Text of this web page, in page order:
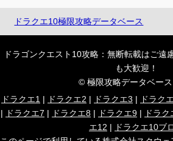
ドラクエ10極限攻略データベース
ドラゴンクエスト10攻略：無断転載はご遠
も大歓迎！
© 極限攻略データベース
ドラクエ1 | ドラクエ2 | ドラクエ3 | ドラク
|
ドラクエ7 | ドラクエ8 | ドラクエ9 | ドラ
エ12 |
ドラクエ10ブ